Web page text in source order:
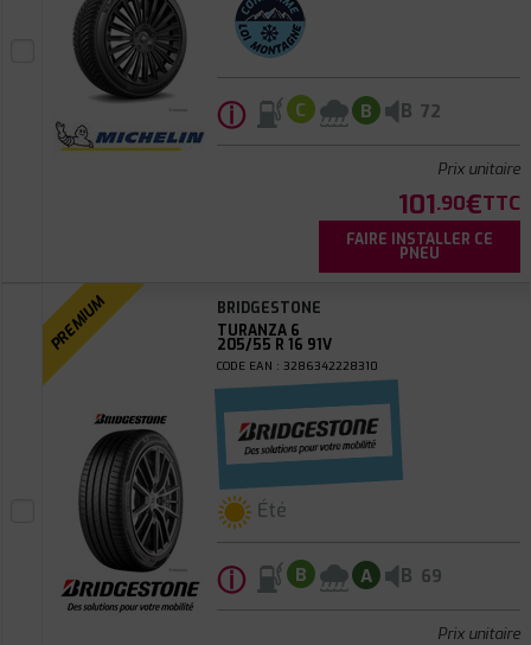
ⓘ C B B 72
Prix unitaire
101.90€TTC
FAIRE INSTALLER CE
PNEU
PREMIUM
BRIDGESTONE
TURANZA 6
205/55 R 16 91V
CODE EAN : 3286342228310
Été
ⓘ B A B 69
Prix unitaire